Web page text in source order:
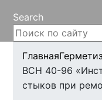
Search
Главная
ВСН 40-96
стыков при